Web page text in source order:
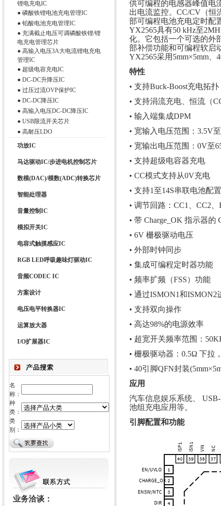
锂电充电IC
● 磷酸铁锂电池充电管理IC
● 铅酸电池充电管理IC
● 充满截止电压可调磷酸铁锂/锂
电充电管理芯片
● 高输入电压3A大电流锂电充电
管理IC
● 超级电容充电IC
● DC-DC升降压IC
● 过压过流OVP保护IC
● DC-DC降压IC
● 高输入电压DC-DC降压IC
● USB限流开关芯片
● 高耐压LDO
功放IC
马达驱动IC/步进电机控制芯片
数模(DAC)/模数(ADC)转换芯片
智能处理器
音量控制IC
模拟开关IC
电容式触摸感应IC
RGB LED呼吸趣味灯驱动IC
音频CODEC IC
方案设计
电压电平转换器IC
运算放大器
I/O扩展器IC
名
称：
种
类：
类
别：
业务洽谈：
供可编程的电感器峰值电
出电流监控。CC/CV（恒
部可编程电池充电定时配
YX2565具有50 kHz至
化。它包括一个可选的外
部补偿功能和可编程软启
YX2565采用5mm×5mm、
特性
• 支持Buck-Boost充电拓扑
• 支持涓流充电、恒流（
• 输入端集成DPM
• 宽输入电压范围：3.5V
• 宽输出电压范围：0V至
• 支持超级电容器充电
• CC模式支持从0V充电
• 支持1至14S串联电池配
• 调节回路：CC1、CC2
• 带 Charge_OK 指示器的
• 6V 栅极驱动电压
• 外部时钟同步
• 集成可编程定时器功能
• 频率扩频（FSS）功能
• 通过ISMON1和
• 支持双向操作
• 高达98%的电源效率
• 超宽开关频率范围：
• 栅极驱动器：0.5Ω 下拉
• 40引脚QFN封装
应用
汽车信息娱乐系统、
池组充电应用等。
引脚配置和功能